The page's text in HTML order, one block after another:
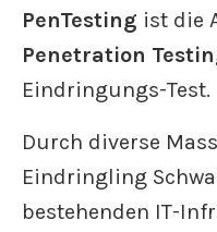
PenTesting ist die
Penetration
Eindringungs-Test.
Durch diverse
Eindringling
bestehenden IT-